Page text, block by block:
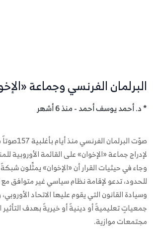
البرلمان الفرنسي وجماعة
* د. أحمد يوسف أحمد - منذ 6 أشهر
لإدراج جماعة «الإخوان» على القائمة الأوروبية
وجاء في حيثيات القرار أن «الإخوان» يمثِّلون
للحدود، تدعو لإقامة نظام سياسي غير متوافق مع
وسيادة القانون التي يقوم عليها الاتحاد
جمعياتٍ تعليميةً أو دينيةً أو خيريةً بهدف
مجتمعات موازية.